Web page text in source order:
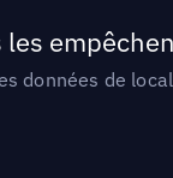
données de